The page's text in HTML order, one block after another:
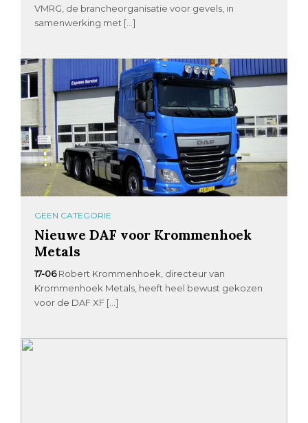
VMRG, de brancheorganisatie voor gevels, in
samenwerking met […]
GEEN CATEGORIE
Nieuwe DAF voor Krommenhoek
Metals
17-06 Robert Krommenhoek, directeur van
Krommenhoek Metals, heeft heel bewust gekozen
voor de DAF XF […]